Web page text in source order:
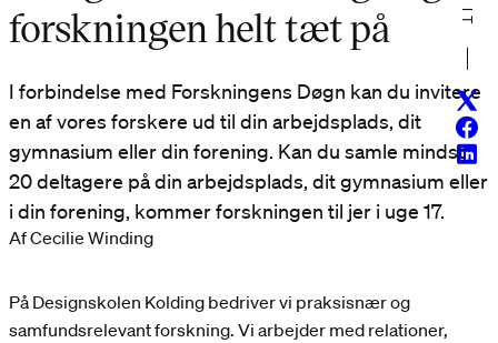
forskningen helt tæt på
I forbindelse med Forskningens Døgn kan du invitere
en af vores forskere ud til din arbejdsplads, dit
gymnasium eller din forening. Kan du samle mindst
20 deltagere på din arbejdsplads, dit gymnasium eller
i din forening, kommer forskningen til jer i uge 17.
Af Cecilie Winding
På Designskolen Kolding bedriver vi praksisnær og
samfundsrelevant forskning. Vi arbejder med relationer,